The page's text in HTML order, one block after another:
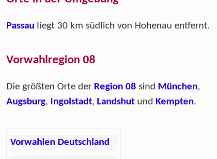
Passau liegt 30 km südlich von Hohenau entfernt.
Vorwahlregion 08
Die größten Orte der Region 08 sind München,
Augsburg, Ingolstadt, Landshut und Kempten.
Vorwahlen Deutschland